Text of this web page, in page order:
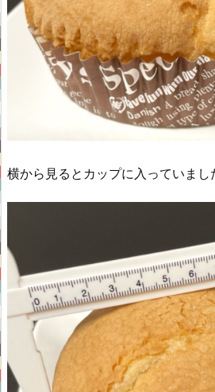
横から見るとカップに入っていまし